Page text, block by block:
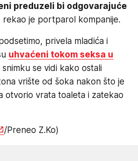
preduzeli bi odgovarajuće
je portparol kompanije.
privela mladića i
uhvaćeni tokom seksa u
snimku se vidi kako ostali
vrište od šoka nakon što je
otvorio vrata toaleta i zatekao
/Preneo Z.Ko)